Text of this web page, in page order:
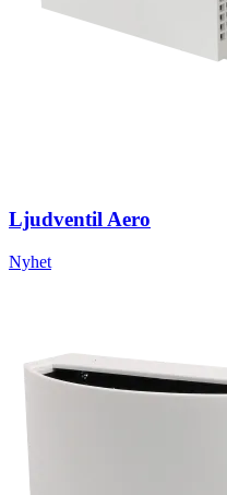
Ljudventil Aero
Nyhet